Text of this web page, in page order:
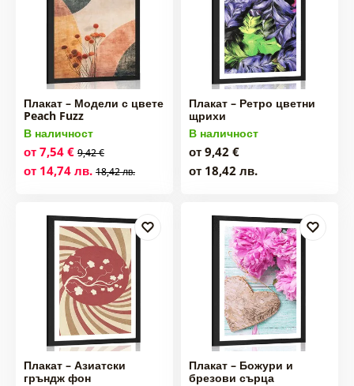
Плакат – Модели с цвете
Peach Fuzz
В наличност
от 7,54 € 9,42 €
от 14,74 лв. 18,42 лв.
Плакат – Ретро цветни
щрихи
В наличност
от 9,42 €
от 18,42 лв.
Плакат – Азиатски
гръндж фон
Плакат – Божури и
брезови сърца